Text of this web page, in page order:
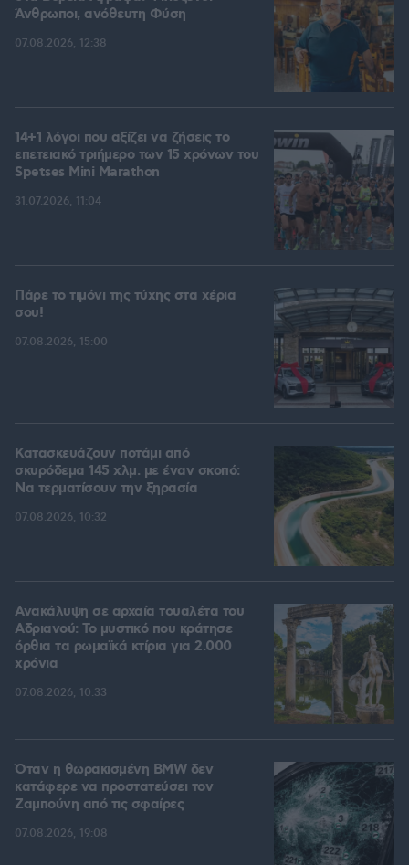
Άνθρωποι, ανόθευτη Φύση
07.08.2026, 12:38
14+1 λόγοι που αξίζει να ζήσεις το
επετειακό τριήμερο των 15 χρόνων του
Spetses Mini Marathon
31.07.2026, 11:04
Πάρε το τιμόνι της τύχης στα χέρια
σου!
07.08.2026, 15:00
Κατασκευάζουν ποτάμι από
σκυρόδεμα 145 χλμ. με έναν σκοπό:
Να τερματίσουν την ξηρασία
07.08.2026, 10:32
Ανακάλυψη σε αρχαία τουαλέτα του
Αδριανού: Το μυστικό που κράτησε
όρθια τα ρωμαϊκά κτίρια για 2.000
χρόνια
07.08.2026, 10:33
Όταν η θωρακισμένη BMW δεν
κατάφερε να προστατεύσει τον
Ζαμπούνη από τις σφαίρες
07.08.2026, 19:08